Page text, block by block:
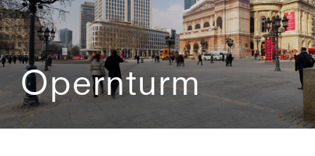
Opernturm